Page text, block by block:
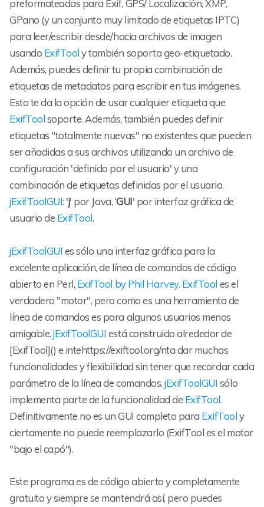
preformateadas para Exif, GPS/ Localización, XMP,
GPano (y un conjunto muy limitado de etiquetas IPTC)
para leer/escribir desde/hacia archivos de imagen
usando ExifTooly también soporta geo-etiquetado.
Además, puedes definir tu propia combinación de
etiquetas de metadatos para escribir en tus imágenes.
Esto te da la opción de usar cualquier etiqueta que
ExifToolsoporte. Además, también puedes definir
etiquetas "totalmente nuevas" no existentes que pueden
ser añadidas a sus archivos utilizando un archivo de
configuración 'definido por el usuario' y una
combinación de etiquetas definidas por el usuario.
jExifToolGUI: 'j' por Java, ‘GUI' por interfaz gráfica de
usuario de ExifTool.
jExifToolGUI es sólo una interfaz gráfica para la
excelente aplicación, de línea de comandos de código
abierto en Perl, ExifTool by Phil Harvey. ExifTool es el
verdadero "motor", pero como es una herramienta de
línea de comandos es para algunos usuarios menos
amigable.jExifToolGUI está construido alrededor de
[ExifTool]() e intehttps://exiftool.org/nta dar muchas
funcionalidades y flexibilidad sin tener que recordar cada
parámetro de la línea de comandos.jExifToolGUI sólo
implementa parte de la funcionalidad de ExifTool.
Definitivamente no es un GUI completo para ExifTooly
ciertamente no puede reemplazarlo (ExifTool es el motor
"bajo el capó").
Este programa es de código abierto y completamente
gratuito y siempre se mantendrá así, pero puedes